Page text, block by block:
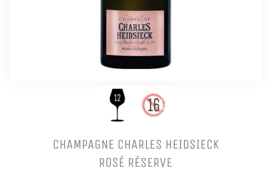
CHAMPAGNE CHARLES HEIDSIECK
ROSÉ RÉSERVE